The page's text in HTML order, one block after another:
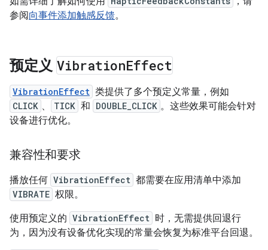
参阅向事件添加触感反馈。
预定义 VibrationEffect
VibrationEffect 类提供了多个预定义常量，例如
CLICK 、 TICK 和 DOUBLE_CLICK 。这些效果可能会针对
设备进行优化。
兼容性和要求
播放任何 VibrationEffect 都需要在应用清单中添加
VIBRATE 权限。
使用预定义的 VibrationEffect 时，无需提供回退行
为，因为没有设备优化实现的常量会恢复为标准平台回退。